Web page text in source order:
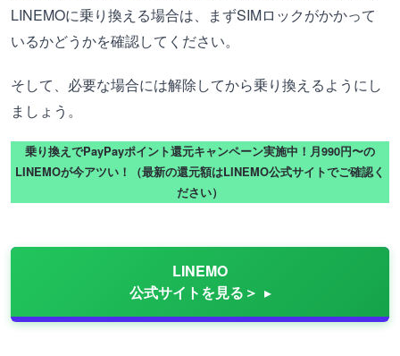
LINEMOに乗り換える場合は、まずSIMロックがかかって
いるかどうかを確認してください。
そして、必要な場合には解除してから乗り換えるようにし
ましょう。
乗り換えでPayPayポイント還元キャンペーン実施中！月990円〜の
LINEMOが今アツい！（最新の還元額はLINEMO公式サイトでご確認く
ださい）
LINEMO
公式サイトを見る＞